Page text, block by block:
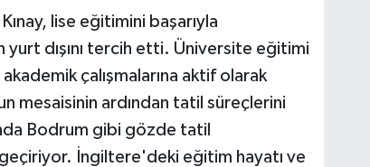
lise eğitimini başarıyla
dışını tercih etti. Üniversite eğitimi
çalışmalarına aktif olarak
mesaisinin ardından tatil süreçlerini
Bodrum gibi gözde tatil
İngiltere'deki eğitim hayatı ve